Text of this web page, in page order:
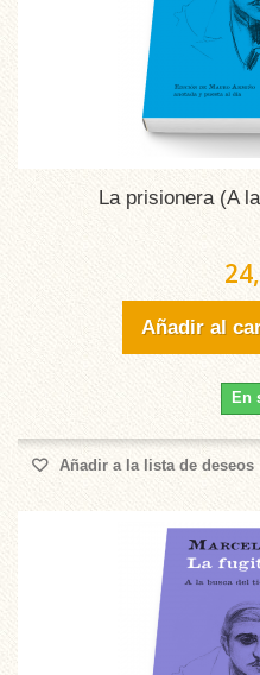
La prisionera (A
Añadir al
En
Añadir a la lista de deseos